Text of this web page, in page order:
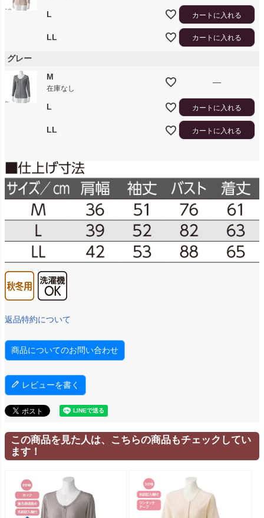
L カートに入れる
LL カートに入れる
グレー
M
在庫なし
—
L カートに入れる
LL カートに入れる
返品特約について
商品についてのお問い合わせ
レビューを書く
この商品を見た人は、こちらの商品もチェックしてい
ます！